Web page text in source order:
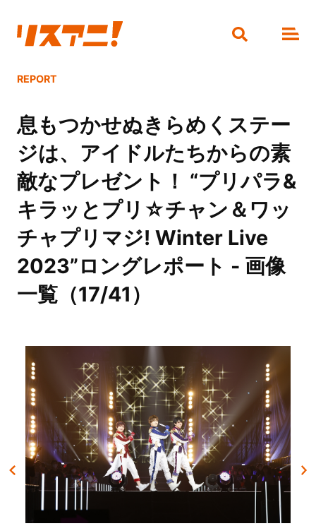
REPORT
息もつかせぬきらめくステー
ジは、アイドルたちからの素
敵なプレゼント！ “プリパラ&
キラッとプリ☆チャン＆ワッ
チャプリマジ! Winter Live
2023”ロングレポート - 画像
一覧（17/41）